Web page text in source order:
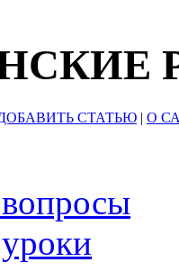
СТАТЬЮ | О